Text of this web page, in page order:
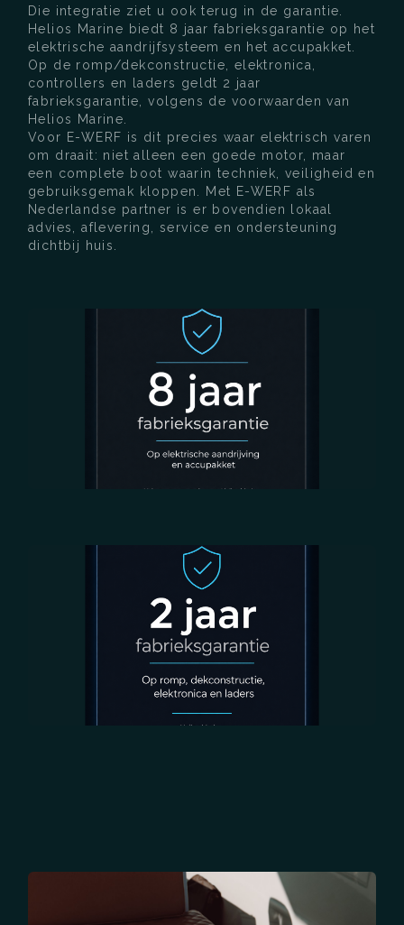
Die integratie ziet u ook terug in de garantie.
Helios Marine biedt 8 jaar fabrieksgarantie op het
elektrische aandrijfsysteem en het accupakket.
Op de romp/dekconstructie, elektronica,
controllers en laders geldt 2 jaar
fabrieksgarantie, volgens de voorwaarden van
Helios Marine.
Voor E-WERF is dit precies waar elektrisch varen
om draait: niet alleen een goede motor, maar
een complete boot waarin techniek, veiligheid en
gebruiksgemak kloppen. Met E-WERF als
Nederlandse partner is er bovendien lokaal
advies, aflevering, service en ondersteuning
dichtbij huis.